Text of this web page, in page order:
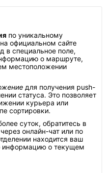
по уникальному
официальном сайте
в специальное поле,
о маршруте,
местоположении
для получения push-
статуса. Это позволяет
курьера или
сортировки.
суток, обратитесь в
онлайн-чат или по
находится ваш
информацию о текущем